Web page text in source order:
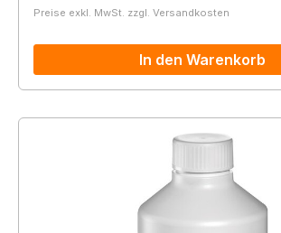
Preise exkl. MwSt. zzgl. Versandkosten
In den Warenkorb